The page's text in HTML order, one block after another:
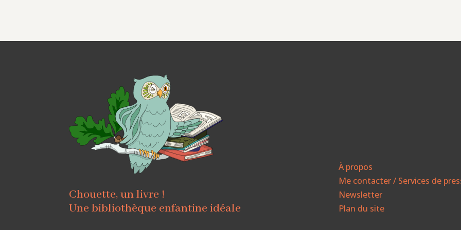
Chouette, un livre !
Une bibliothèque enfantine idéale
À propos
Me contacter / Services de
Newsletter
Plan du site